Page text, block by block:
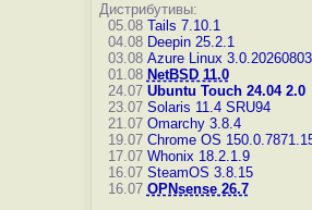
Дистрибутивы:
05.08 Tails 7.10.1
04.08 Deepin 25.2.1
03.08 Azure Linux 3.0.20260803
01.08 NetBSD 11.0
24.07 Ubuntu Touch 24.04 2.0
23.07 Solaris 11.4 SRU94
21.07 Omarchy 3.8.4
19.07 Chrome OS
17.07 Whonix 18.2.1.9
16.07 SteamOS 3.8.15
16.07 OPNsense 26.7